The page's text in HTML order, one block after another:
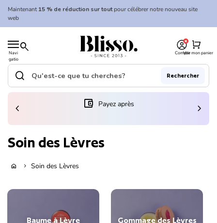
Skip to content
Maintenant15 % de réduction sur toutpour célébrer notre nouveau site
web
Navi
gatio
n
mobil
search
Accueil
CompteVoir mon panier
shopping_cart
Accueil
Recherche"
search Rechercher
(le lien s'ouvre dans un nouvel onglet/fenêtre)
account_balance_wallet Payez après
chevron_left chevron_right
Soin des Lèvres
home chevron_right Soin des Lèvres
Baume à Lèvre Gommage des Lèvres